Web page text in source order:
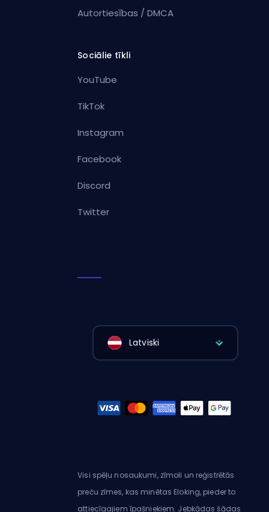
Autortiesības / DMCA
Sociālie tīkli
YouTube
TikTok
Instagram
Facebook
Discord
Twitter
Latviski
Visi spēļu nosaukumi, zīmoli un reģistrētās
preču zīmes, kas minētas Eloking, pieder to
attiecīgajiem īpašniekiem. Jebkādas šādas